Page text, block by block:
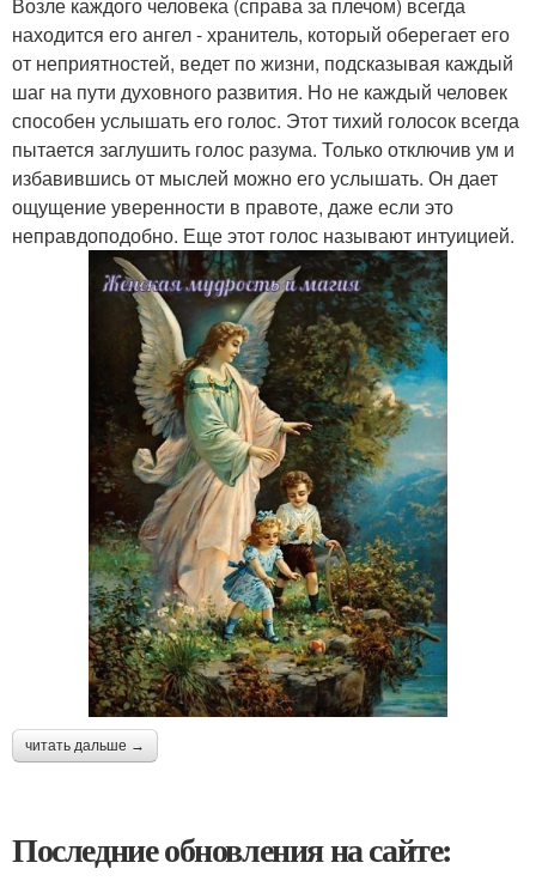
находится его ангел - хранитель, который оберегает его
от неприятностей, ведет по жизни, подсказывая каждый
шаг на пути духовного развития. Но не каждый человек
способен услышать его голос. Этот тихий голосок всегда
пытается заглушить голос разума. Только отключив ум и
избавившись от мыслей можно его услышать. Он дает
ощущение уверенности в правоте, даже если это
неправдоподобно. Еще этот голос называют интуицией.
читать дальше →
Последние обновления на сайте: